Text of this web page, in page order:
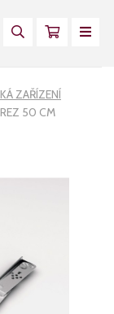
ZAŘÍZENÍ
50 CM